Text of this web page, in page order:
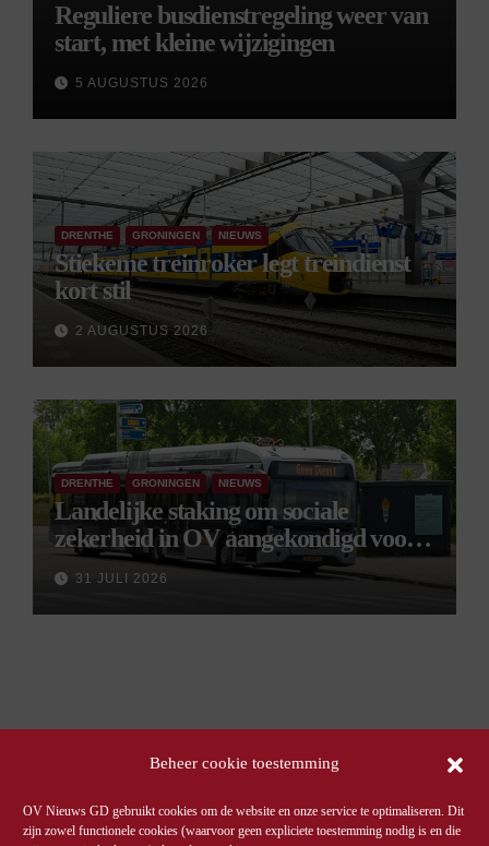
Beheer cookie toestemming
OV Nieuws GD gebruikt cookies om de website en onze service te optimaliseren. Dit
zijn zowel functionele cookies (waarvoor geen expliciete toestemming nodig is en die
Reguliere busdienstregeling weer van
start, met kleine wijzigingen
5 AUGUSTUS 2026
DRENTHE GRONINGEN NIEUWS
Stiekeme treinroker legt treindienst
kort stil
2 AUGUSTUS 2026
DRENTHE GRONINGEN NIEUWS
Landelijke staking om sociale
zekerheid in OV aangekondigd voor 9
september
31 JULI 2026